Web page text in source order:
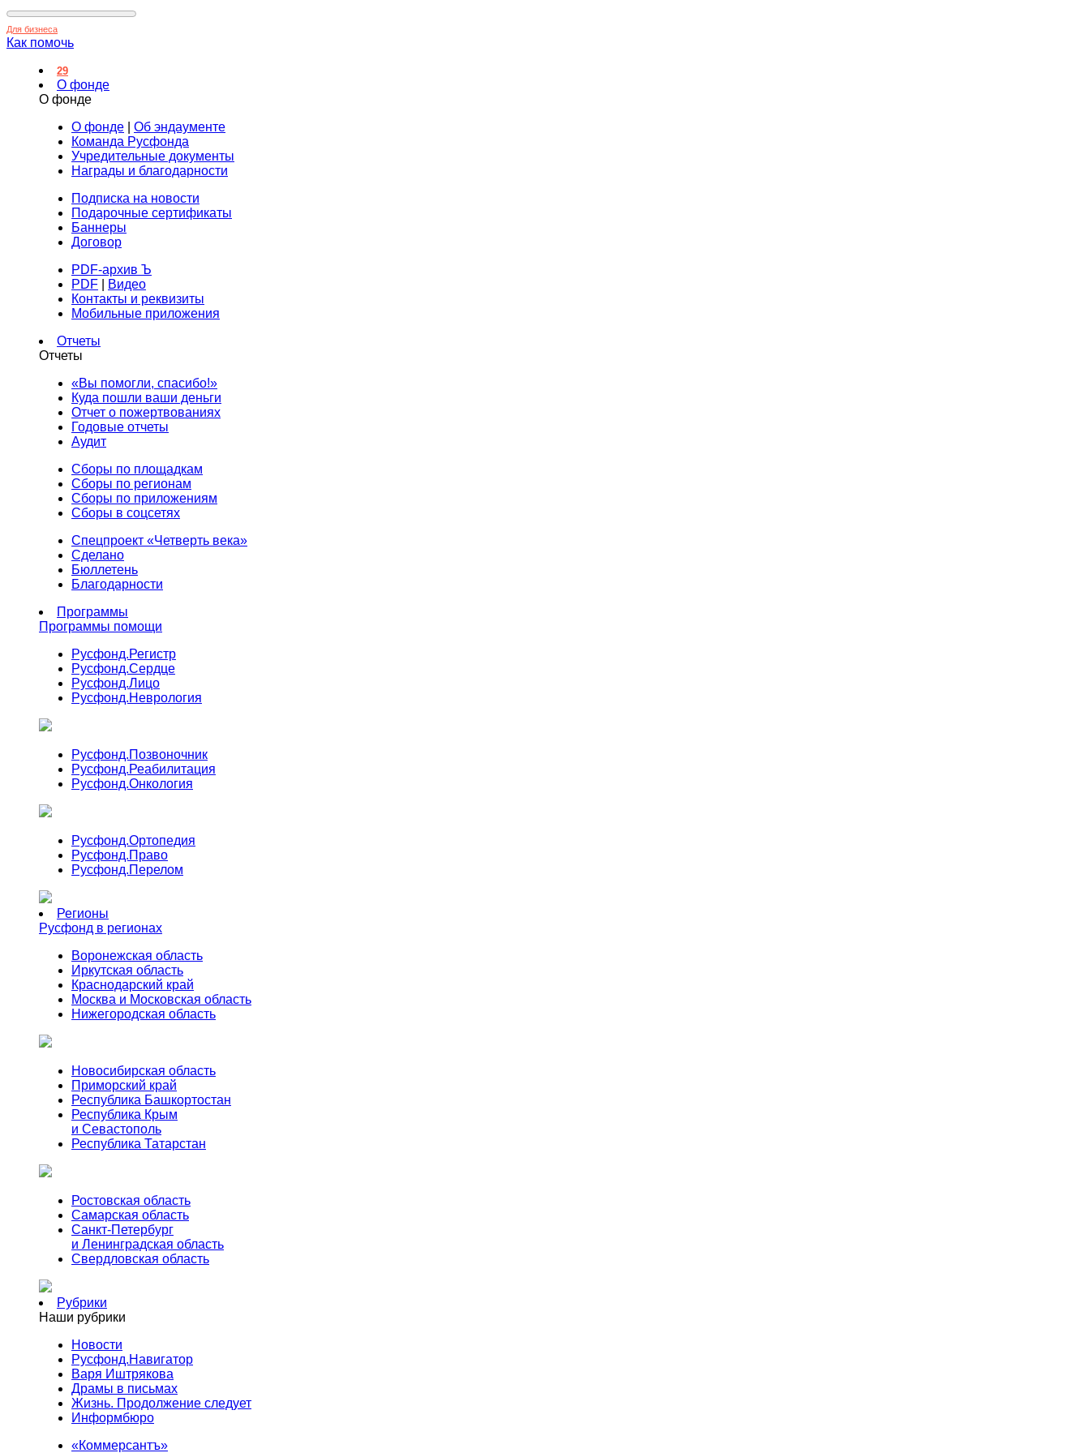
Для бизнеса
Как помочь
29
О фонде
О фонде
О фонде
Об эндаументе
Команда Русфонда
Учредительные документы
Награды и благодарности
Подписка на новости
Подарочные сертификаты
Баннеры
Договор
PDF-архив Ъ
PDF
Видео
Контакты и реквизиты
Мобильные приложения
Отчеты
Отчеты
«Вы помогли, спасибо!»
Куда пошли ваши деньги
Отчет о пожертвованиях
Годовые отчеты
Аудит
Сборы по площадкам
Сборы по регионам
Сборы по приложениям
Сборы в соцсетях
Спецпроект «Четверть века»
Сделано
Бюллетень
Благодарности
Программы
Программы помощи
Русфонд.Регистр
Русфонд.Сердце
Русфонд.Лицо
Русфонд.Неврология
Русфонд.Позвоночник
Русфонд.Реабилитация
Русфонд.Онкология
Русфонд.Ортопедия
Русфонд.Право
Русфонд.Перелом
Регионы
Русфонд в регионах
Воронежская область
Иркутская область
Краснодарский край
Москва и Московская область
Нижегородская область
Новосибирская область
Приморский край
Республика Башкортостан
Республика Крым
и Севастополь
Республика Татарстан
Ростовская область
Самарская область
Санкт-Петербург
и Ленинградская область
Свердловская область
Рубрики
Наши рубрики
Новости
Русфонд.Навигатор
Варя Иштрякова
Драмы в письмах
Жизнь. Продолжение следует
Информбюро
«Коммерсантъ»